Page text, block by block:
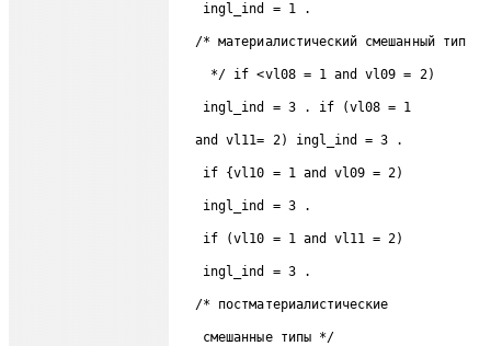
   ingl_ind = 1 .
  /* материалистический смешанный тип
    */ if <vl08 = 1 and vl09 = 2)
   ingl_ind = 3 . if (vl08 = 1
  and vl11= 2) ingl_ind = 3 .
   if {vl10 = 1 and vl09 = 2)
   ingl_ind = 3 .
   if (vl10 = 1 and vl11 = 2)
   ingl_ind = 3 .
  /* постматериалистические
   смешанные типы */